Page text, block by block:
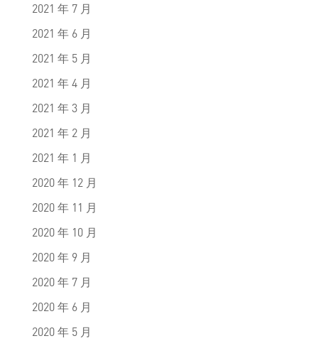
2021 年 7 月
2021 年 6 月
2021 年 5 月
2021 年 4 月
2021 年 3 月
2021 年 2 月
2021 年 1 月
2020 年 12 月
2020 年 11 月
2020 年 10 月
2020 年 9 月
2020 年 7 月
2020 年 6 月
2020 年 5 月